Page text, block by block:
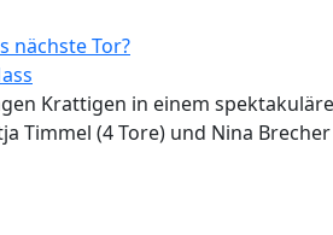
Krattigen in einem
Timmel (4 Tore) und Nina